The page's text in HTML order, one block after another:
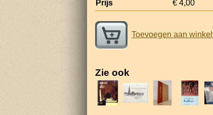
Prijs
€ 4,00
Toevoegen aan
Zie ook